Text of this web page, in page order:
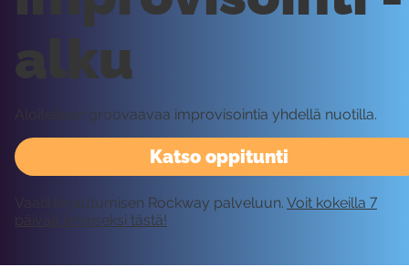
Katso oppitunti
alku
Aloitellaan groovaavaa improvisointia yhdellä nuotilla.
Vaatii kirjautumisen Rockway palveluun. Voit kokeilla 7
päivää ilmaiseksi tästä!